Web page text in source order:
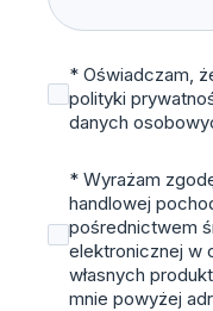
* Oświadczam,
polityki
danych
* Wyrażam
handlowej
pośrednictwem
elektronicznej w
własnych
mnie powyżej